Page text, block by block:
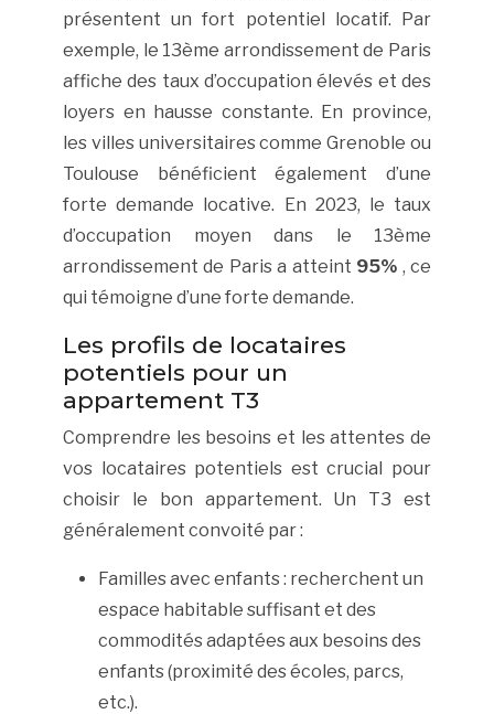
présentent un fort potentiel locatif. Par
exemple, le 13ème arrondissement de Paris
affiche des taux d’occupation élevés et des
loyers en hausse constante. En province,
les villes universitaires comme Grenoble ou
Toulouse bénéficient également d’une
forte demande locative. En 2023, le taux
d’occupation moyen dans le 13ème
arrondissement de Paris a atteint 95% , ce
qui témoigne d’une forte demande.
Les profils de locataires
potentiels pour un
appartement T3
Comprendre les besoins et les attentes de
vos locataires potentiels est crucial pour
choisir le bon appartement. Un T3 est
généralement convoité par :
Familles avec enfants : recherchent un
espace habitable suffisant et des
commodités adaptées aux besoins des
enfants (proximité des écoles, parcs,
etc.).